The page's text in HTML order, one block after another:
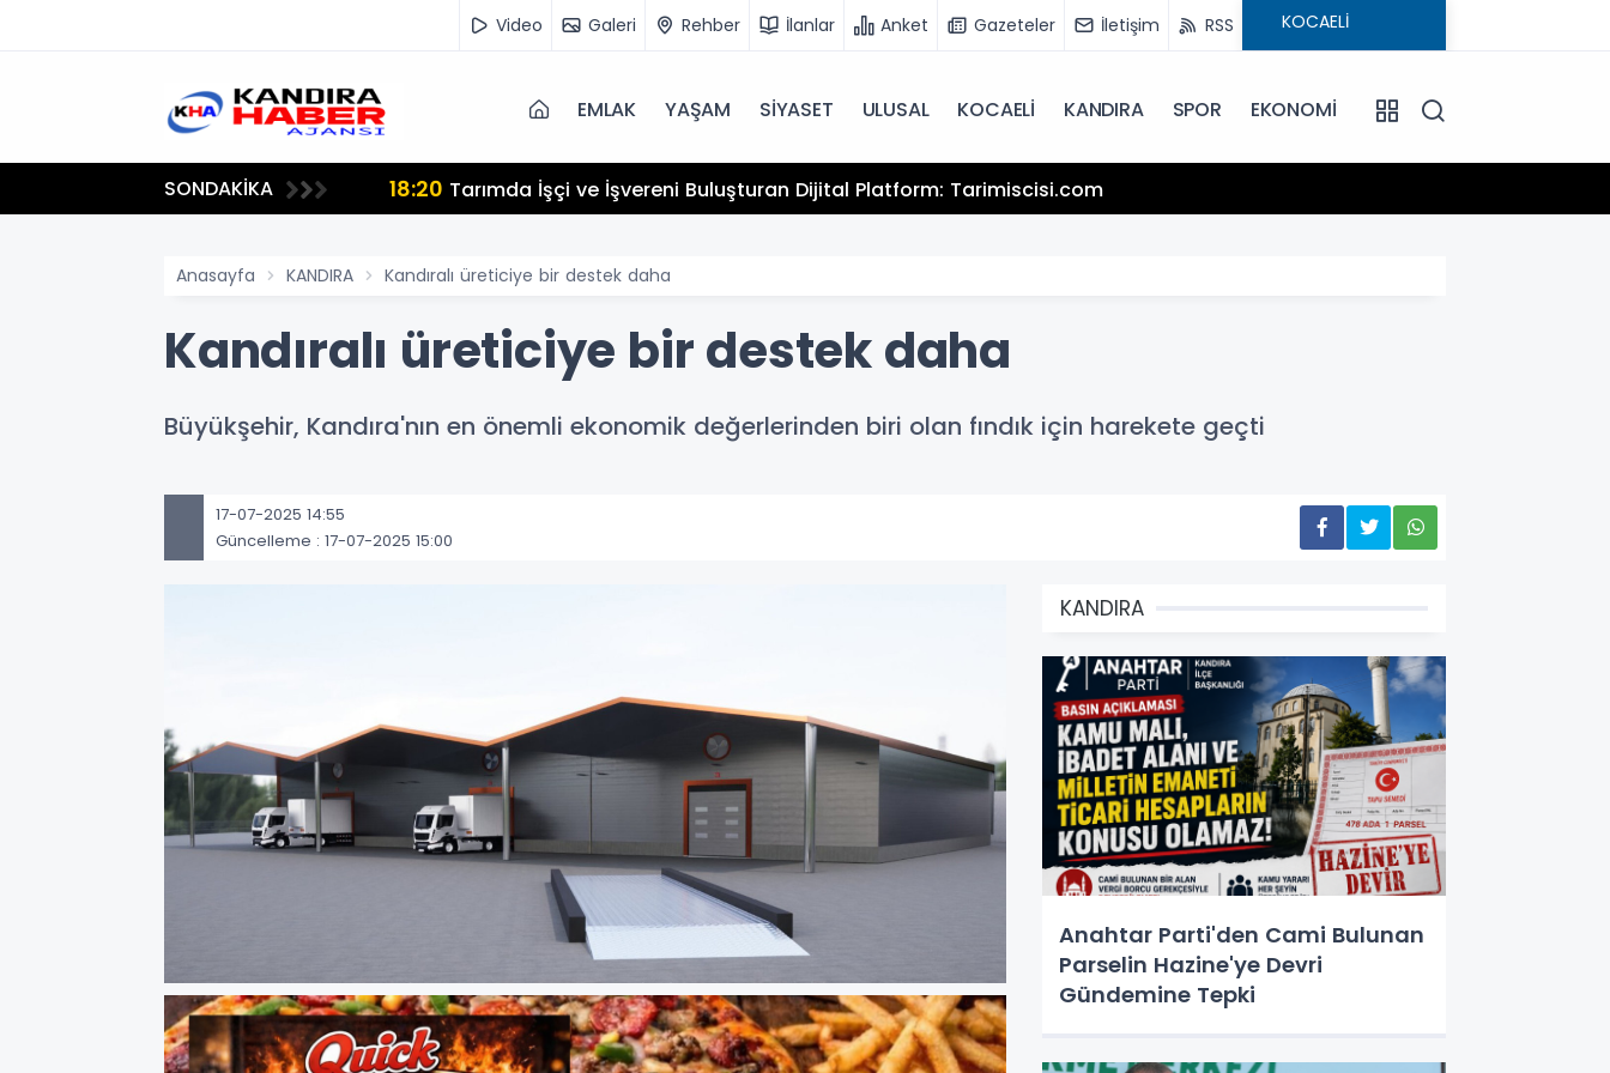
Video Galeri Rehber İlanlar Anket Gazeteler İletişim RSS
EMLAK YAŞAM SİYASET ULUSAL KOCAELİ KANDIRA SPOR EKONOMİ
SONDAKİKA 13:25 Hamiyet Elmas Son Yolculuğuna Uğurlanıyor
Anasayfa KANDIRA Kandıralı üreticiye bir destek daha
Kandıralı üreticiye bir destek daha
Büyükşehir, Kandıra'nın en önemli ekonomik değerlerinden biri olan fındık için harekete geçti
17-07-2025 14:55
Güncelleme : 17-07-2025 15:00
KANDIRA
Anahtar Parti'den Cami Bulunan
Parselin Hazine'ye Devri
Gündemine Tepki